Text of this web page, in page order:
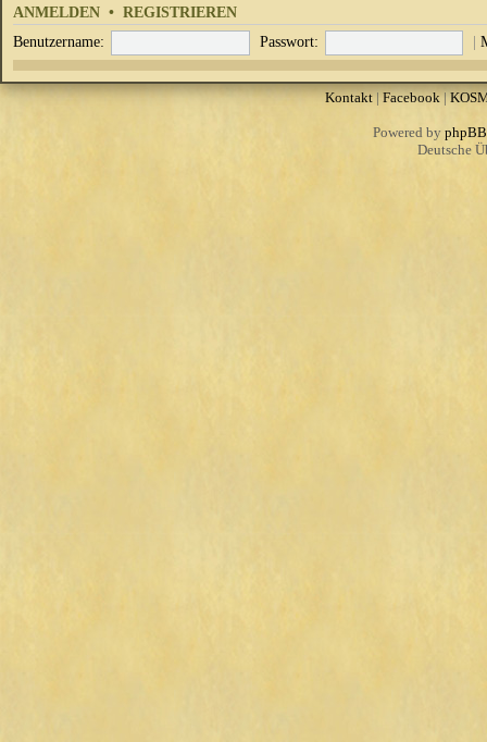
ANMELDEN • REGISTRIEREN
Benutzername: Passwort: |
Kontakt| Facebook|
Powered by phpBB
Deutsche